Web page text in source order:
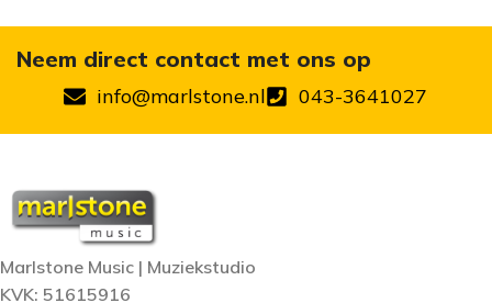
Neem direct contact met ons op
info@marlstone.nl 043-3641027
Marlstone Music | Muziekstudio
KVK: 51615916